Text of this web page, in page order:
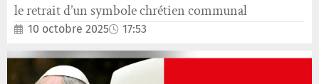
le retrait d’un symbole chrétien communal
10 octobre 2025 17:53